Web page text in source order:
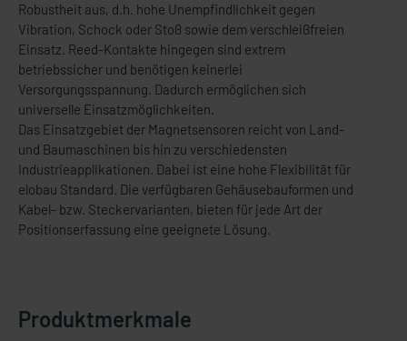
Robustheit aus, d.h. hohe Unempfindlichkeit gegen
Vibration, Schock oder Stoß sowie dem verschleißfreien
Einsatz. Reed-Kontakte hingegen sind extrem
betriebssicher und benötigen keinerlei
Versorgungsspannung. Dadurch ermöglichen sich
universelle Einsatzmöglichkeiten.
Das Einsatzgebiet der Magnetsensoren reicht von Land-
und Baumaschinen bis hin zu verschiedensten
Industrieapplikationen. Dabei ist eine hohe Flexibilität für
elobau Standard. Die verfügbaren Gehäusebauformen und
Kabel- bzw. Steckervarianten, bieten für jede Art der
Positionserfassung eine geeignete Lösung.
Produktmerkmale